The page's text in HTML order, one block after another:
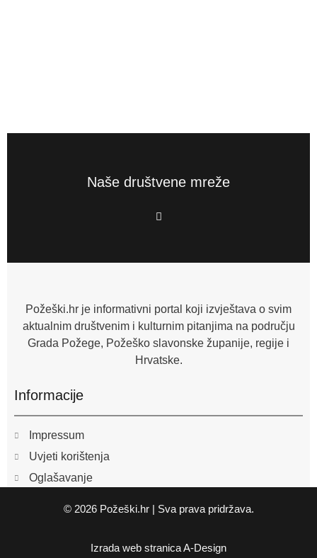
Naše društvene mreže
F
a
o
f
Požeški.hr je informativni portal koji izvještava o svim
aktualnim društvenim i kulturnim pitanjima na području
Grada Požege, Požeško slavonske županije, regije i
Hrvatske.
Informacije
Impressum
Uvjeti korištenja
Oglašavanje
© 2026 Požeški.hr | Sva prava pridržava.
Izrada web stranicaA-Design